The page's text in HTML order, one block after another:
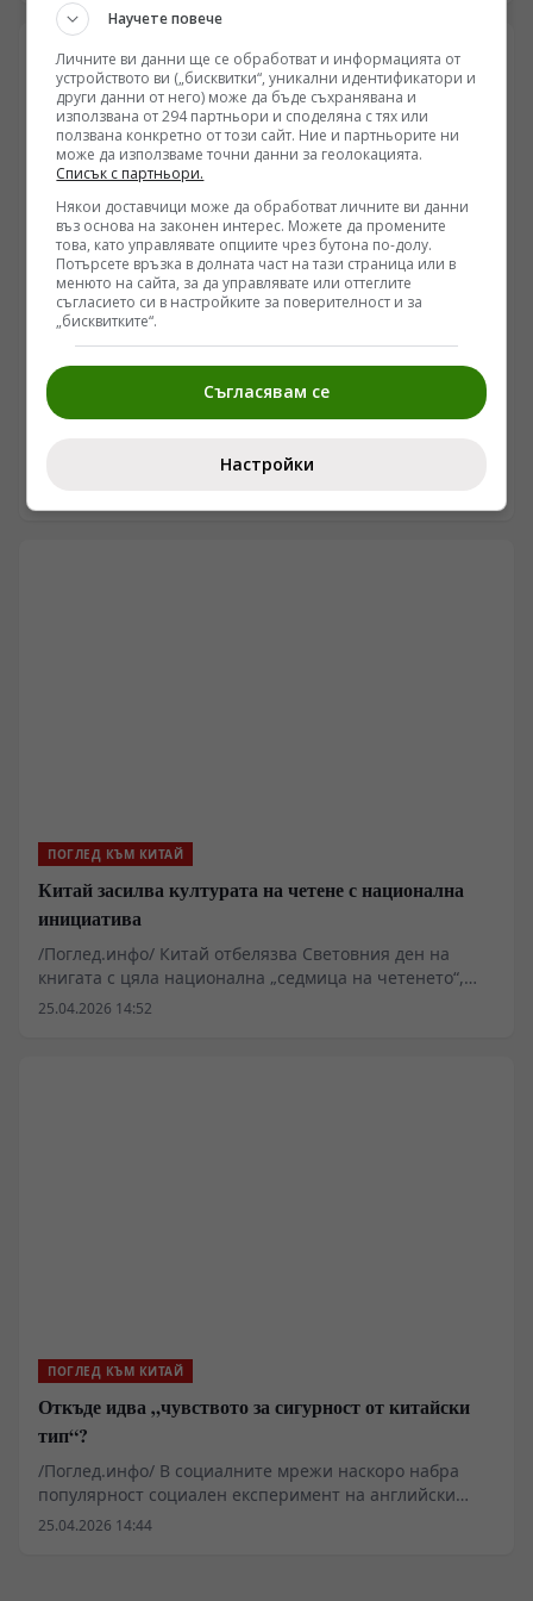
Копривщица зове за съпротива: Румен Петков и
духът на Каблешков срещу модерното еничарство
и опити за заличаване на националния код, лидерът
на Копривщица. По покана на кмета Мария
ПОГЛЕД КЪМ КИТАЙ
Китай засилва културата на четене с национална
инициатива
/Поглед.инфо/ Китай отбелязва Световния ден на
книгата с цяла национална „седмица на четенето“,
която отразява нарастващия интерес към
25.04.2026 14:52
ПОГЛЕД КЪМ КИТАЙ
Откъде идва „чувството за сигурност от китайски
тип“?
/Поглед.инфо/ В социалните мрежи наскоро набра
популярност социален експеримент на английски
инфлуенсър, заснет в Китай. В него той умишлено
25.04.2026 14:44
Научете повече
Личните ви данни ще се обработват и информацията от
устройството ви („бисквитки“, уникални идентификатори и
други данни от него) може да бъде съхранявана и
използвана от 294 партньори и споделяна с тях или
ползвана конкретно от този сайт. Ние и партньорите ни
може да използваме точни данни за геолокацията.
Списък с партньори.
Някои доставчици може да обработват личните ви данни
въз основа на законен интерес. Можете да промените
това, като управлявате опциите чрез бутона по-долу.
Потърсете връзка в долната част на тази страница или в
менюто на сайта, за да управлявате или оттеглите
съгласието си в настройките за поверителност и за
„бисквитките“.
Съгласявам се
Настройки